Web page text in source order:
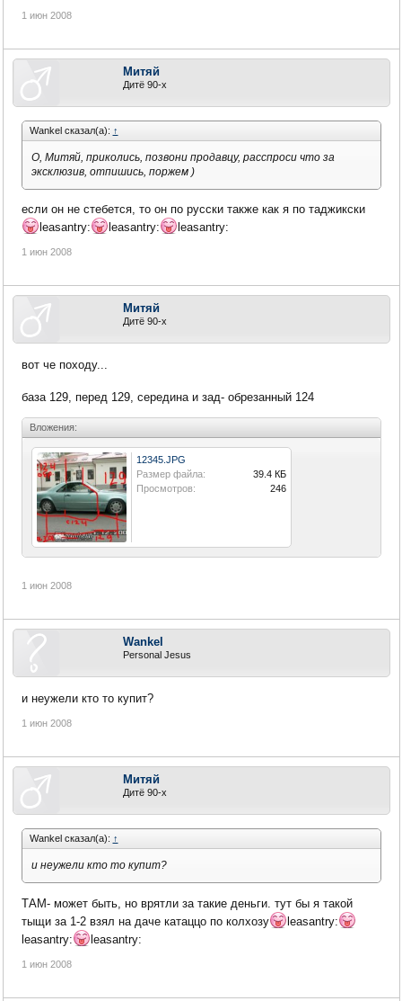
1 июн 2008
Митяй
Дитё 90-х
Wankel сказал(а): ↑
О, Митяй, приколись, позвони продавцу, расспроси что за
эксклюзив, отпишись, поржем )
если он не стебется, то он по русски также как я по таджикски
leasantry:
leasantry: leasantry:
1 июн 2008
Митяй
Дитё 90-х
вот че походу...
база 129, перед 129, середина и зад- обрезанный 124
Вложения:
12345.JPG
Размер файла:
39.4 КБ
Просмотров:
246
1 июн 2008
Wankel
Personal Jesus
и неужели кто то купит?
1 июн 2008
Митяй
Дитё 90-х
Wankel сказал(а): ↑
и неужели кто то купит?
ТАМ- может быть, но врятли за такие деньги. тут бы я такой
тыщи за 1-2 взял на даче катаццо по колхозу
leasantry:
leasantry:
leasantry:
1 июн 2008